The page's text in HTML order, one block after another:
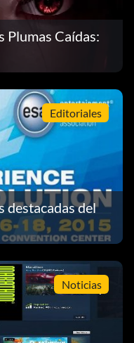
Plumas Caídas:
Editoriales
destacadas del
Noticias